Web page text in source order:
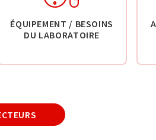
ÉQUIPEMENT / BESOINS
DU LABORATOIRE